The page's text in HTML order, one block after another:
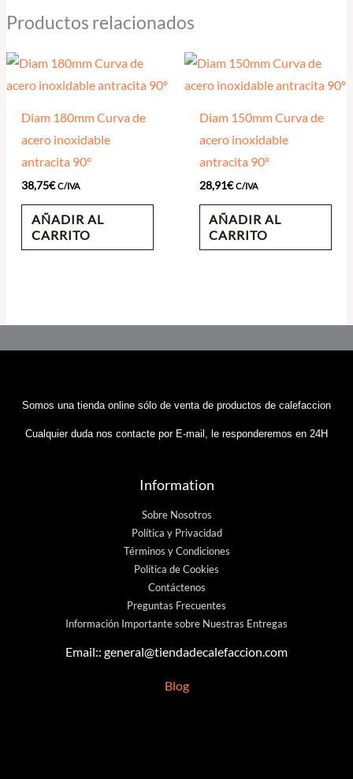
Productos relacionados
Diam 180mm Curva de
acero inoxidable
antracita 90º
38,75€ C/IVA
AÑADIR AL
CARRITO
Diam 150mm Curva de
acero inoxidable
antracita 90º
28,91€ C/IVA
AÑADIR AL
CARRITO
Somos una tienda online sólo de venta de productos de calefaccion
Cualquier duda nos contacte por E-mail, le responderemos en 24H
Information
Sobre Nosotros
Política y Privacidad
Términos y Condiciones
Política de Cookies
Contáctenos
Preguntas Frecuentes
Información Importante sobre Nuestras Entregas
Email:: general@tiendadecalefaccion.com
Blog